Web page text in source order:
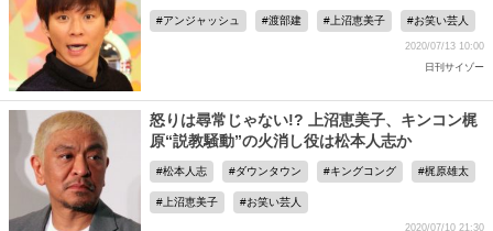
アンジャッシュ 渡部建 上沼恵美子 お笑い芸人
2020/07/13 10:00
日刊サイゾー
怒りは尋常じゃない!? 上沼恵美子、キンコン梶
原“説教騒動”の火消し役は松本人志か
松本人志 ダウンタウン キングコング 梶原雄太
上沼恵美子 お笑い芸人
2020/07/10 21:30